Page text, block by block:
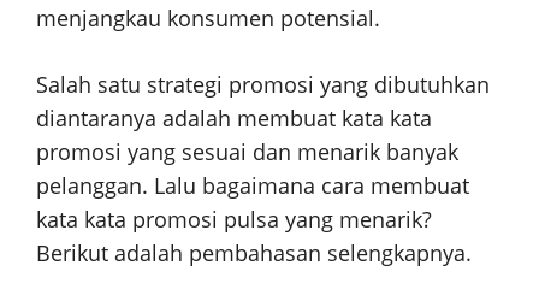
menjangkau konsumen potensial.
Salah satu strategi promosi yang dibutuhkan
diantaranya adalah membuat kata kata
promosi yang sesuai dan menarik banyak
pelanggan. Lalu bagaimana cara membuat
kata kata promosi pulsa yang menarik?
Berikut adalah pembahasan selengkapnya.